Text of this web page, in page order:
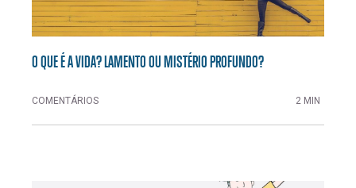
O QUE É A VIDA? LAMENTO OU MISTÉRIO PROFUNDO?
COMENTÁRIOS 2 MIN